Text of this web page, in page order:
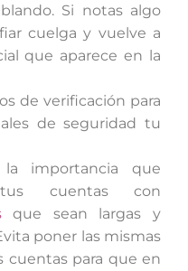
Si notas algo
cuelga y vuelve a
que aparece en la
de verificación para
de seguridad tu
la importancia que
cuentas con
que sean largas y
poner las mismas
cuentas para que en